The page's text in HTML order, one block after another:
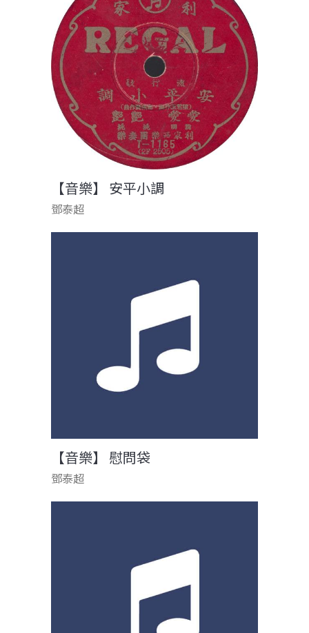
【音樂】 安平小調
鄧泰超
【音樂】 慰問袋
鄧泰超